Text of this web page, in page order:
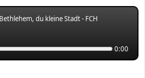
du kleine Stadt - FCH
0:00